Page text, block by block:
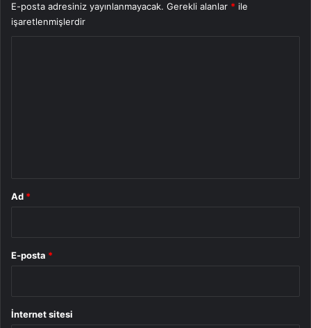
E-posta adresiniz yayınlanmayacak. Gerekli alanlar * ile
işaretlenmişlerdir
Ad *
E-posta *
İnternet sitesi